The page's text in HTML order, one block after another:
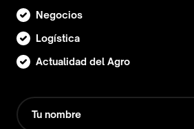
Negocios
Logística
Actualidad del Agro